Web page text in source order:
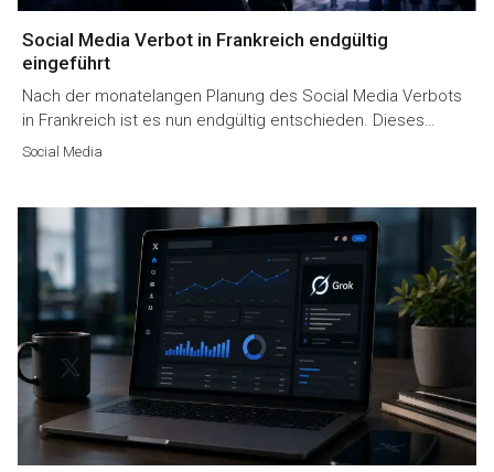
Social Media Verbot in Frankreich endgültig
eingeführt
Nach der monatelangen Planung des Social Media Verbots
in Frankreich ist es nun endgültig entschieden. Dieses…
Social Media